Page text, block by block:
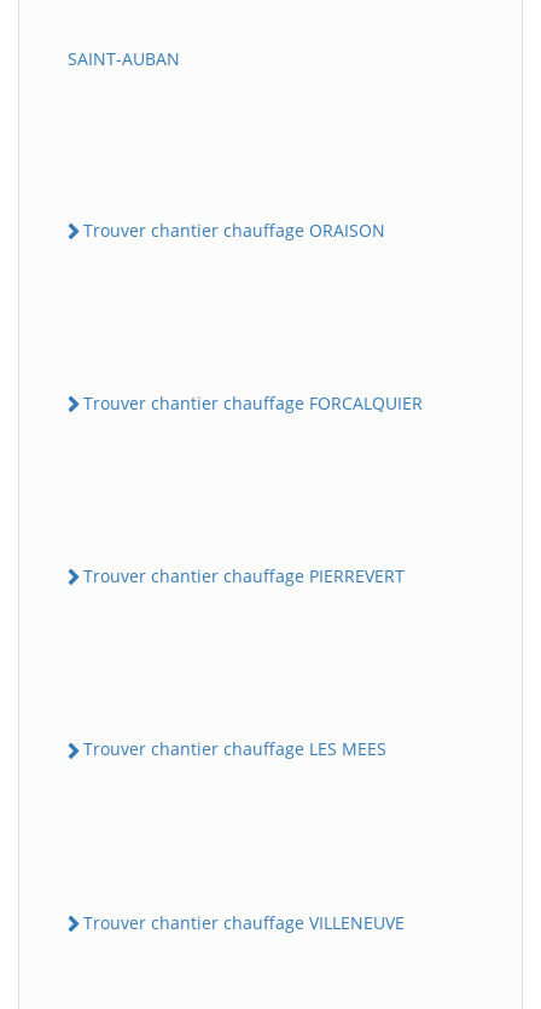
SAINT-AUBAN
Trouver chantier chauffage ORAISON
Trouver chantier chauffage FORCALQUIER
Trouver chantier chauffage PIERREVERT
Trouver chantier chauffage LES MEES
Trouver chantier chauffage VILLENEUVE